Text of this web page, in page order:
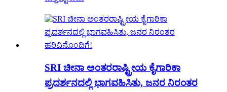
SRI ಚೀನಾ ಅಂತರರಾಷ್ಟ್ರೀಯ ಕೈಗಾರಿಕಾ
ಪ್ರದರ್ಶನದಲ್ಲಿ ಭಾಗವಹಿಸಿತು, ಜನರ ನಿರಂತರ